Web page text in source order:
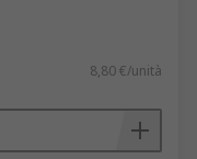
8,80 €/unità